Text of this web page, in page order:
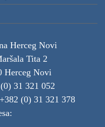
Herceg Novi
Tita 2
Herceg Novi
31 321 052
(0) 31 321 378